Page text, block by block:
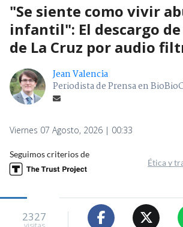
"Se siente como vivir
infantil": El descargo
de La Cruz por audio
Jean Valencia
Periodista de Prensa en
Viernes 07 Agosto, 2026 | 00:33
Seguimos criterios de
Ética y
2327